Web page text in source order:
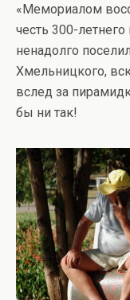
«Мемориалом
честь 300-
ненадолго
Хмельницкого,
вслед за
бы ни так!